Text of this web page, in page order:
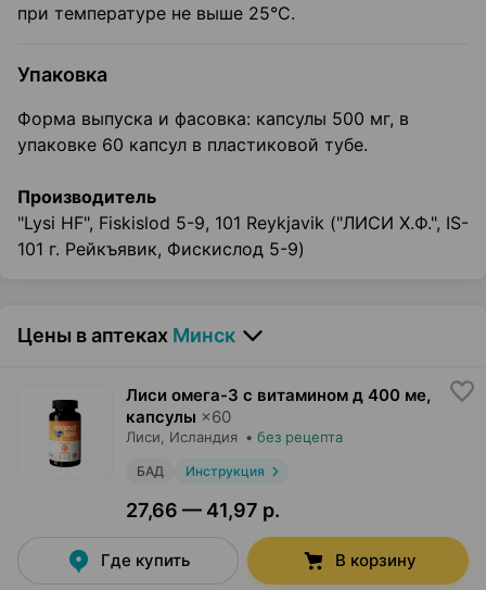
при температуре не выше 25°С.
Упаковка
Форма выпуска и фасовка: капсулы 500 мг, в
упаковке 60 капсул в пластиковой тубе.
Производитель
"Lysi HF", Fiskislod 5-9, 101 Reykjavik ("ЛИСИ Х.Ф.", IS-
101 г. Рейкъявик, Фискислод 5-9)
Цены в аптеках Минск
Лиси омега-3 с витамином д 400 ме,
капсулы ×60
Лиси, Исландия • без рецепта
БАД Инструкция
27,66 — 41,97 р.
Где купить В корзину